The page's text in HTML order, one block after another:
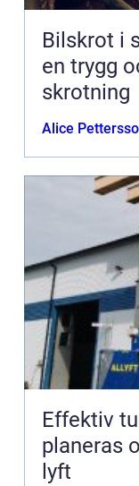
Bilskrot i
en trygg
skrotning
Alice
Effektiv
planeras
lyft